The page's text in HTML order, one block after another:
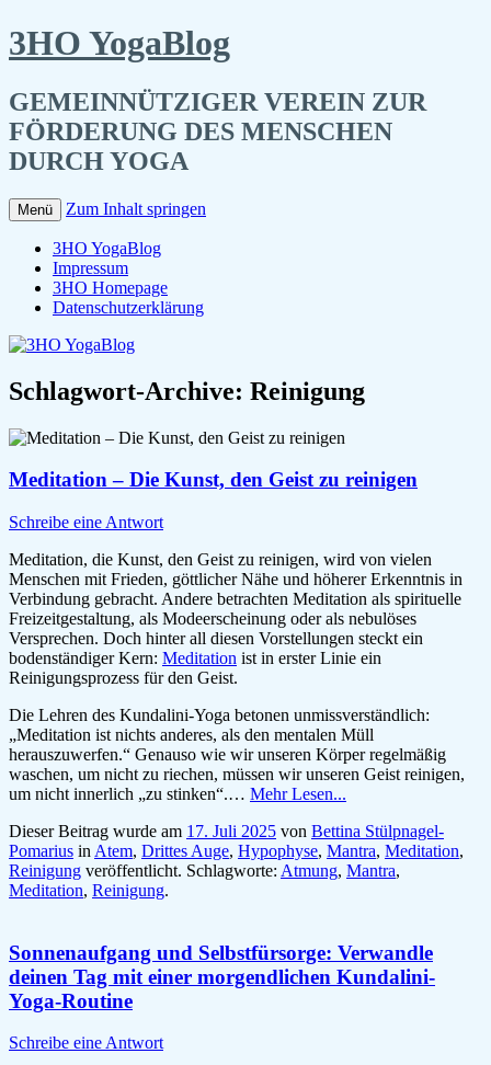
3HO YogaBlog
GEMEINNÜTZIGER VEREIN ZUR
FÖRDERUNG DES MENSCHEN
DURCH YOGA
Menü Zum Inhalt springen
3HO YogaBlog
Impressum
3HO Homepage
Datenschutzerklärung
Schlagwort-Archive: Reinigung
Meditation – Die Kunst, den Geist zu reinigen
Schreibe eine Antwort
Meditation, die Kunst, den Geist zu reinigen, wird von vielen
Menschen mit Frieden, göttlicher Nähe und höherer Erkenntnis in
Verbindung gebracht. Andere betrachten Meditation als spirituelle
Freizeitgestaltung, als Modeerscheinung oder als nebulöses
Versprechen. Doch hinter all diesen Vorstellungen steckt ein
bodenständiger Kern: Meditation ist in erster Linie ein
Reinigungsprozess für den Geist.
Die Lehren des Kundalini-Yoga betonen unmissverständlich:
„Meditation ist nichts anderes, als den mentalen Müll
herauszuwerfen.“ Genauso wie wir unseren Körper regelmäßig
waschen, um nicht zu riechen, müssen wir unseren Geist reinigen,
um nicht innerlich „zu stinken“.… Mehr Lesen...
Dieser Beitrag wurde am 17. Juli 2025 von Bettina Stülpnagel-
Pomarius in Atem, Drittes Auge, Hypophyse, Mantra, Meditation,
Reinigung veröffentlicht. Schlagworte: Atmung, Mantra,
Meditation, Reinigung.
Sonnenaufgang und Selbstfürsorge: Verwandle
deinen Tag mit einer morgendlichen Kundalini-
Yoga-Routine
Schreibe eine Antwort